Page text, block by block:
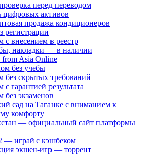
перед переводом
цифровых активов
продажа кондиционеров
регистрации
с внесением в реестр
накладки — в наличии
Asia Online
без учебы
без скрытых требований
гарантией результата
без экзаменов
сад на Таганке с вниманием к
комфорту
— официальный сайт платформы
— играй с кэшбеком
экшен-игр — торрент